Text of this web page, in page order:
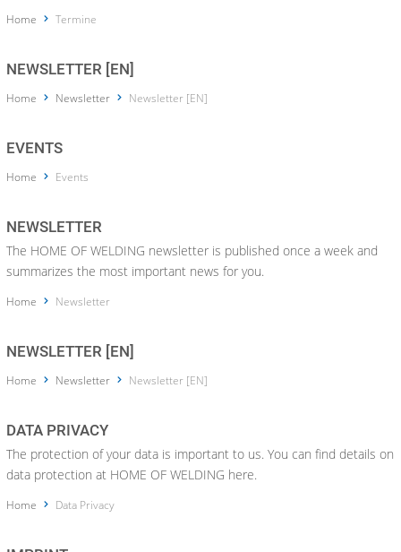
Home Termine
NEWSLETTER [EN]
Home Newsletter Newsletter [EN]
EVENTS
Home Events
NEWSLETTER
The HOME OF WELDING newsletter is published once a week and
summarizes the most important news for you.
Home Newsletter
NEWSLETTER [EN]
Home Newsletter Newsletter [EN]
DATA PRIVACY
The protection of your data is important to us. You can find details on
data protection at HOME OF WELDING here.
Home Data Privacy